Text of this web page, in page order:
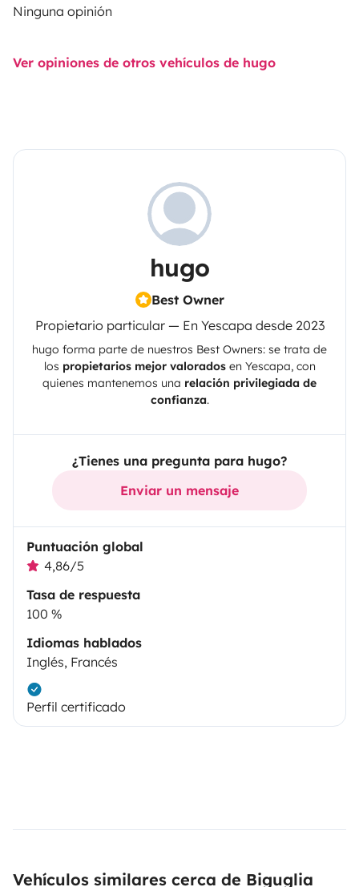
Ninguna opinión
Ver opiniones de otros vehículos de hugo
hugo
Best Owner
Propietario particular — En Yescapa desde 2023
hugo forma parte de nuestros Best Owners: se trata de
los propietarios mejor valoradosen Yescapa, con
quienes mantenemos una relación privilegiada de
confianza.
¿Tienes una pregunta para hugo?
Enviar un mensaje
Puntuación global
4,86/5
Tasa de respuesta
100 %
Idiomas hablados
Inglés, Francés
Perfil certificado
Vehículos similares cerca de Biguglia